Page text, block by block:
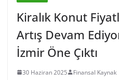
Kiralık Konut
Artış Devam
İzmir Öne Çıktı
30 Haziran 2025 Finansal Kaynak